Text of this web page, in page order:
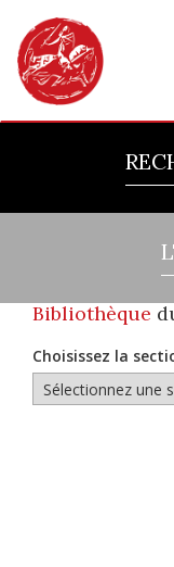
Bibliothèque
Choisissez la